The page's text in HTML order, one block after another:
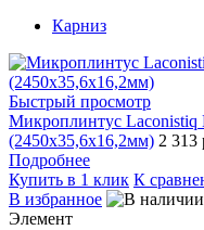
Карниз
Быстрый просмотр
Микроплинтус
(2450х35,6х16,2мм) 2 313
Подробнее
Купить в 1 клик К
В избранное
Элемент